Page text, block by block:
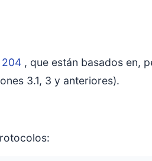
204 , que están basados en,
3.1, 3 y anteriores).